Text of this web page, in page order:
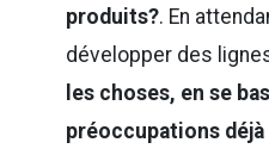
produits?. En
développer des
les choses, en se
préoccupations